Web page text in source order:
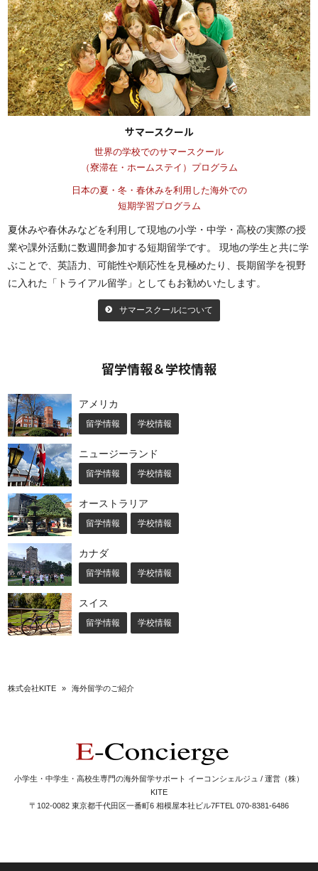
サマースクール
世界の学校でのサマースクール
（寮滞在・ホームステイ）プログラム
日本の夏・冬・春休みを利用した海外での
短期学習プログラム
夏休みや春休みなどを利用して現地の小学・中学・高校の実際の授
業や課外活動に数週間参加する短期留学です。 現地の学生と共に学
ぶことで、英語力、可能性や順応性を見極めたり、長期留学を視野
に入れた「トライアル留学」としてもお勧めいたします。
サマースクールについて
留学情報＆学校情報
アメリカ
留学情報 学校情報
ニュージーランド
留学情報 学校情報
オーストラリア
留学情報 学校情報
カナダ
留学情報 学校情報
スイス
留学情報 学校情報
株式会社KITE » 海外留学のご紹介
小学生・中学生・高校生専門の海外留学サポート イーコンシェルジュ / 運営（株）
KITE
〒102-0082 東京都千代田区一番町6 相模屋本社ビル7FTEL 070-8381-6486